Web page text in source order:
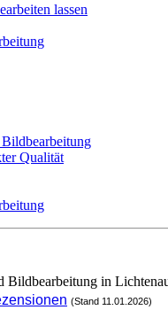
lassen
Qualität
Bildbearbeitung in
(Stand 11.01.2026)